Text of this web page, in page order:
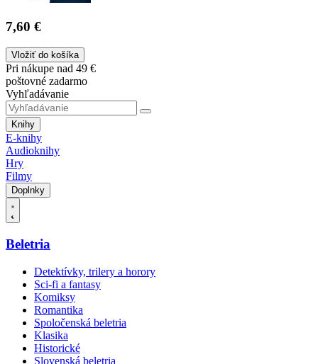
7,60 €
Vložiť do košíka
Pri nákupe nad 49 €
poštovné zadarmo
Vyhľadávanie
Knihy
E-knihy
Audioknihy
Hry
Filmy
Doplnky
Beletria
Detektívky, trilery a horory
Sci-fi a fantasy
Komiksy
Romantika
Spoločenská beletria
Klasika
Historické
Slovenská beletria